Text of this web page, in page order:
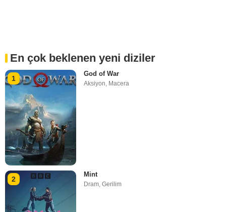
En çok beklenen yeni diziler
1
God of War
Aksiyon, Macera
2
Mint
Dram ,Gerilim